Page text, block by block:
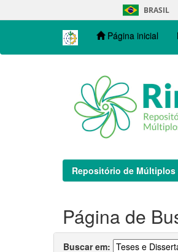
navigation
BRASIL
Página inicial
Repositório de Múltiplos
Página de
Buscar em: